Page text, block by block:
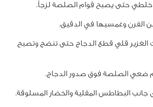
حتى يصبح قوام الصلصة لزجاً.
الفرن وغمسيها في الدقيق.
الغزير قلي قطع الدجاج حتى تنضج وتصبح
ضعي الصلصة فوق صدور الدجاج.
البطاطس المقلية والخضار المسلوقة.